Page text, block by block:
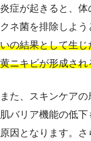
炎症が起きると、
クネ菌を排除しよう
いの結果として生
黄ニキビが形成され
また、スキンケア
肌バリア機能の低
原因となります。